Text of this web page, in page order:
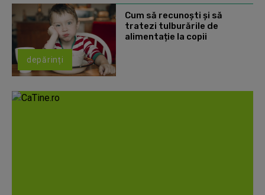
depărinți
Cum să recunoști și să
tratezi tulburările de
alimentație la copii